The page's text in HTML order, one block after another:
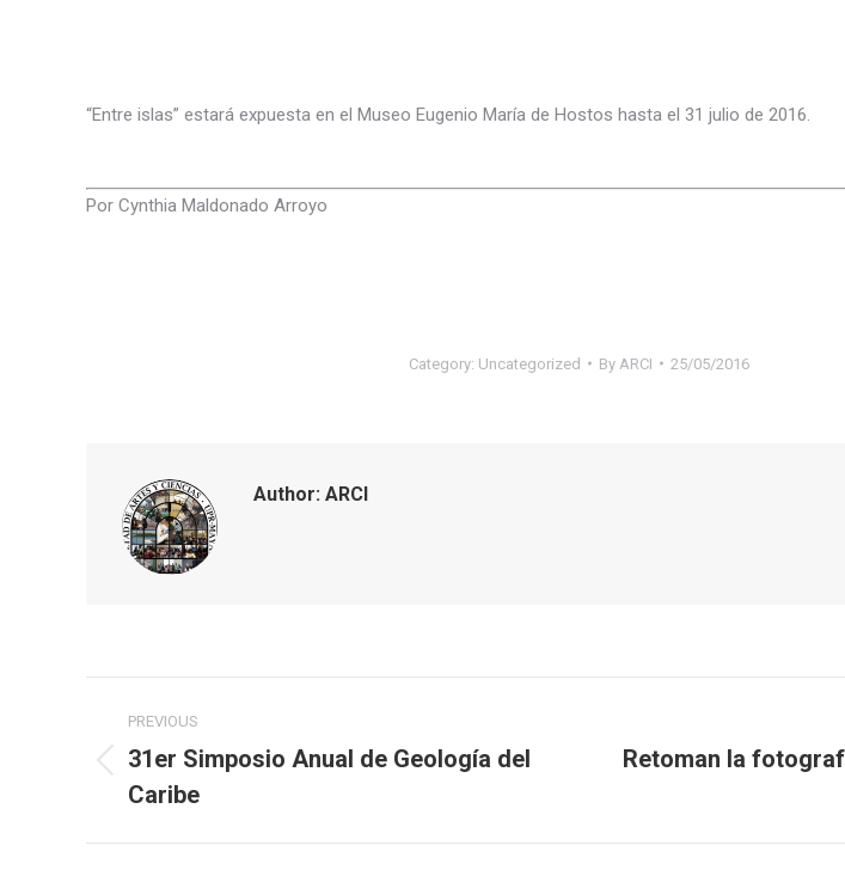
“Entre islas” estará expuesta en el Museo Eugenio María de Hostos hasta el 31 julio de 2016.
Por Cynthia Maldonado Arroyo
Category: Uncategorized By ARCI 25/05/2016
Author: ARCI
navigation
PREVIOUS
Previous
post:
31er Simposio Anual de Geología del
Caribe
Next
Retoman la